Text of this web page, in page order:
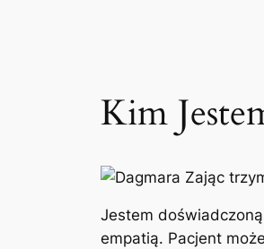
Kim
Jestem
empatią. Pacjent